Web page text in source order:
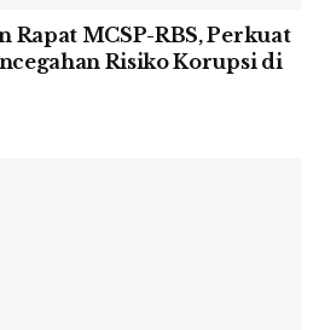
MCSP-RBS, Perkuat
Risiko Korupsi di